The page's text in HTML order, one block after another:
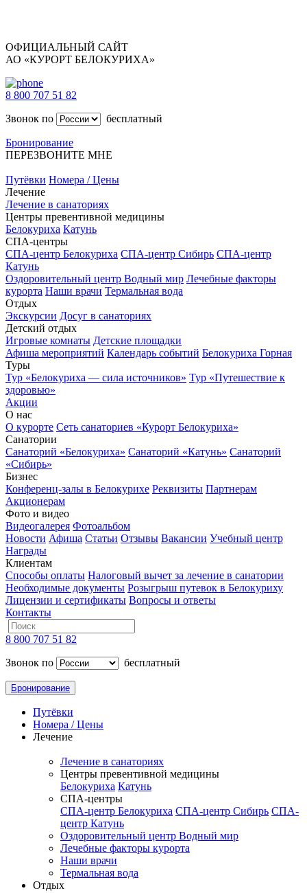
ОФИЦИАЛЬНЫЙ САЙТ
АО «КУРОРТ БЕЛОКУРИХА»
8 800 707 51 82
Звонок по
бесплатный
Бронирование
ПЕРЕЗВОНИТЕ МНЕ
Путёвки Номера / Цены
Лечение
Лечение в санаториях
Центры превентивной медицины
Белокуриха Катунь
СПА-центры
СПА-центр Белокуриха СПА-центр Сибирь СПА-центр
Катунь
Оздоровительный центр Водный мир Лечебные факторы
курорта Наши врачи Термальная вода
Отдых
Экскурсии Досуг в санаториях
Детский отдых
Игровые комнаты Детские площадки
Афиша мероприятий Календарь событий Белокуриха Горная
Туры
Тур «Белокуриха — сила источников» Тур «Путешествие к
здоровью»
Акции
О нас
О курорте Сеть санаториев «Курорт Белокуриха»
Санатории
Санаторий «Белокуриха» Санаторий «Катунь» Санаторий
«Сибирь»
Бизнес
Конференц-залы в Белокурихе Реквизиты Партнерам
Акционерам
Фото и видео
Видеогалерея Фотоальбом
Новости Афиша Статьи Отзывы Вакансии Учебный центр
Награды
Клиентам
Способы оплаты Налоговый вычет за лечение в санатории
Необходимые документы Розыгрыш путевок в Белокуриху
Лицензии и сертификаты Вопросы и ответы
Контакты
8 800 707 51 82
Звонок по
бесплатный
Бронирование
Путёвки
Номера / Цены
Лечение
Лечение в санаториях
Центры превентивной медицины
Белокуриха Катунь
СПА-центры
СПА-центр Белокуриха СПА-центр Сибирь СПА-
центр Катунь
Оздоровительный центр Водный мир
Лечебные факторы курорта
Наши врачи
Термальная вода
Отдых